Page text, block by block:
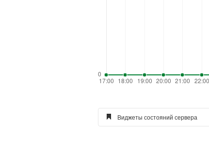
Виджеты состояний сервера